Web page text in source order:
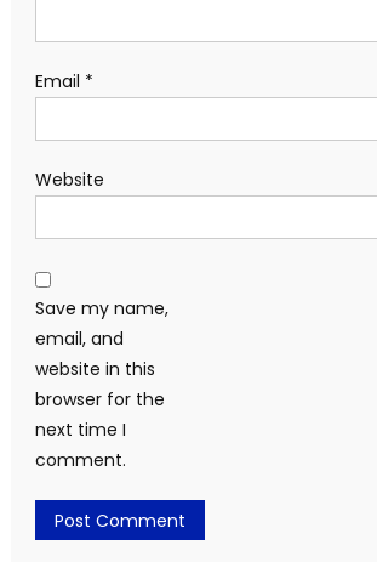
Email *
Website
Save my name,
email, and
website in this
browser for the
next time I
comment.